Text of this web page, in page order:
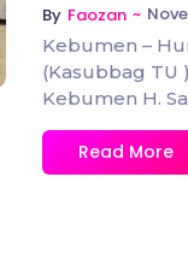
By Faozan ~
Kebumen –
(Kasubbag TU
Kebumen H.
Read More